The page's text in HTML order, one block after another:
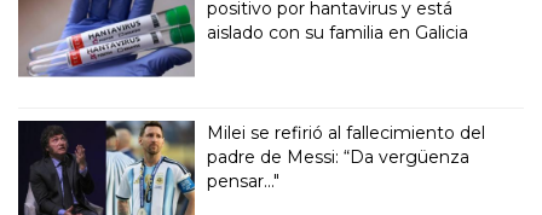
positivo por hantavirus y está
aislado con su familia en Galicia
Milei se refirió al fallecimiento del
padre de Messi: “Da vergüenza
pensar..."